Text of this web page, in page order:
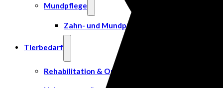
Mundpflege
Zahn- und Mundpflege
Tierbedarf
Rehabilitation & Orthopädie